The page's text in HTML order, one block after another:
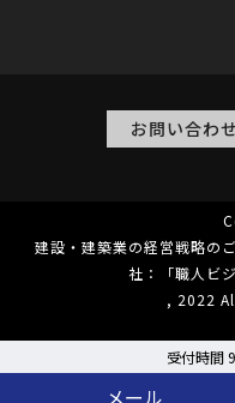
受付時間
お問い合わせ
建設・建築業の経営戦略の
社：「職人ビ
, 2022